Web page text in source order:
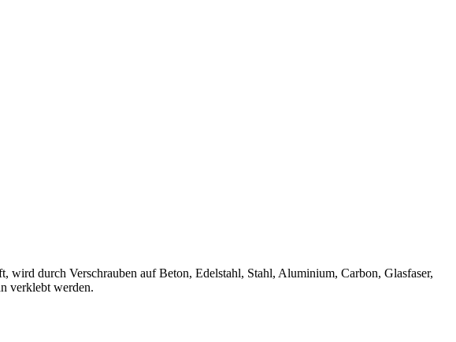
durch Verschrauben auf Beton, Edelstahl, Stahl, Aluminium, Carbon, Glasfaser,
verklebt werden.